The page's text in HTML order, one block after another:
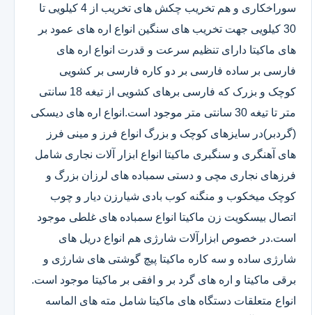
سوراخکاری و هم تخریب چکش های تخریب از 4 کیلویی تا
30 کیلویی جهت تخریب های سنگین انواع اره های عمود بر
های ماکیتا دارای تنظیم سرعت و قدرت انواع اره های
فارسی بر ساده فارسی بر دو کاره فارسی بر کشویی
کوچک و بزرک که فارسی برهای کشویی از تیغه 18 سانتی
متر تا تیغه 30 سانتی متر موجود است.انواع اره های دیسکی
(گردبر)در سایزهای کوچک و بزرگ انواع فرز و مینی فرز
های آهنگری و سنگبری ماکیتا انواع ابزار آلات نجاری شامل
فرزهای نجاری مچی و دستی سمباده های لرزان بزرگ و
کوچک میخکوب و منگنه کوب بادی شیارزن دیار و چوب
اتصال بیسکویت زن ماکیتا انواع سمباده های غلطی موجود
است.در خصوص ابزارآلات شارژی هم انواع دریل های
شارژی ساده و سه کاره ماکیتا پیچ گوشتی های شارژی و
برقی ماکیتا و اره های گرد بر و افقی بر ماکیتا موجود است.
انواع متعلقات دستگاه های ماکیتا شامل مته های الماسه